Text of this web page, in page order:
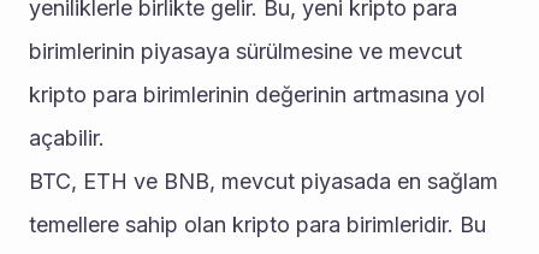
yeniliklerle birlikte gelir. Bu, yeni kripto para
birimlerinin piyasaya sürülmesine ve mevcut
kripto para birimlerinin değerinin artmasına yol
açabilir.
BTC, ETH ve BNB, mevcut piyasada en sağlam
temellere sahip olan kripto para birimleridir. Bu